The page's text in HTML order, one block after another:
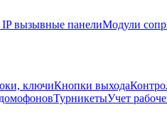
вызывные панелиМодули
ключиКнопки выхода
ТурникетыУчет